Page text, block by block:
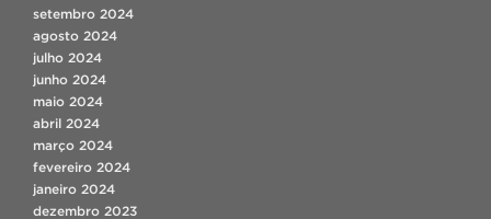
setembro 2024
agosto 2024
julho 2024
junho 2024
maio 2024
abril 2024
março 2024
fevereiro 2024
janeiro 2024
dezembro 2023